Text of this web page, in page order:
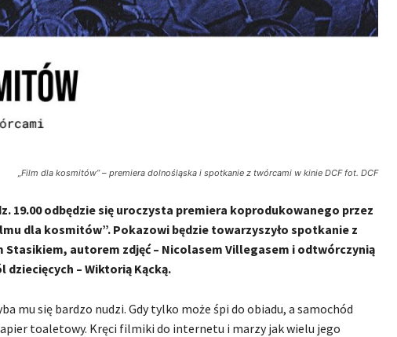
„Film dla kosmitów” – premiera dolnośląska i spotkanie z twórcami w kinie DCF fot. DCF
19.00 odbędzie się uroczysta premiera koprodukowanego przez
dla kosmitów”. Pokazowi będzie towarzyszyło spotkanie z
Stasikiem, autorem zdjęć – Nicolasem Villegasem i odtwórczynią
dziecięcych – Wiktorią Kącką.
mu się bardzo nudzi. Gdy tylko może śpi do obiadu, a samochód
toaletowy. Kręci filmiki do internetu i marzy jak wielu jego